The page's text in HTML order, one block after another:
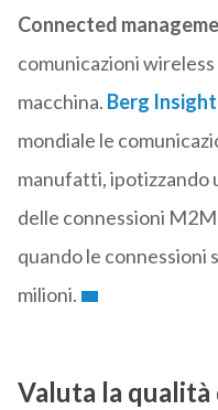
Connected
comunicazioni
macchina. Berg Insight
mondiale le
manufatti, ipotizzando
delle connessioni M2M
quando le connessioni
milioni.
Valuta la